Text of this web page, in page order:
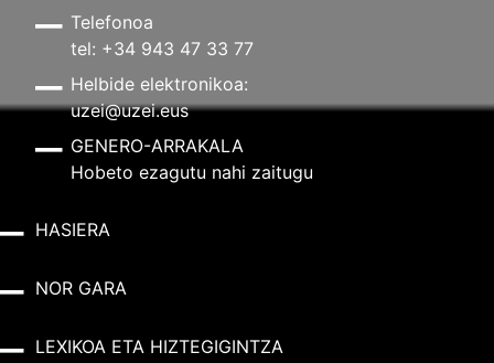
Telefonoa
tel: +34 943 47 33 77
Helbide elektronikoa:
uzei@uzei.eus
GENERO-ARRAKALA
Hobeto ezagutu nahi zaitugu
HASIERA
NOR GARA
LEXIKOA ETA HIZTEGIGINTZA